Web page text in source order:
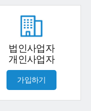
법인사업자
개인사업자
가입하기